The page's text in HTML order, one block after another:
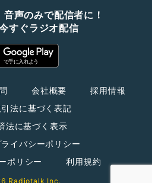
声のみで配信者に！
すぐラジオ配信
会社概要
採用情報
法に基づく表記
法に基づく表示
イバシーポリシー
ポリシー
利用規約
Radiotalk Inc.